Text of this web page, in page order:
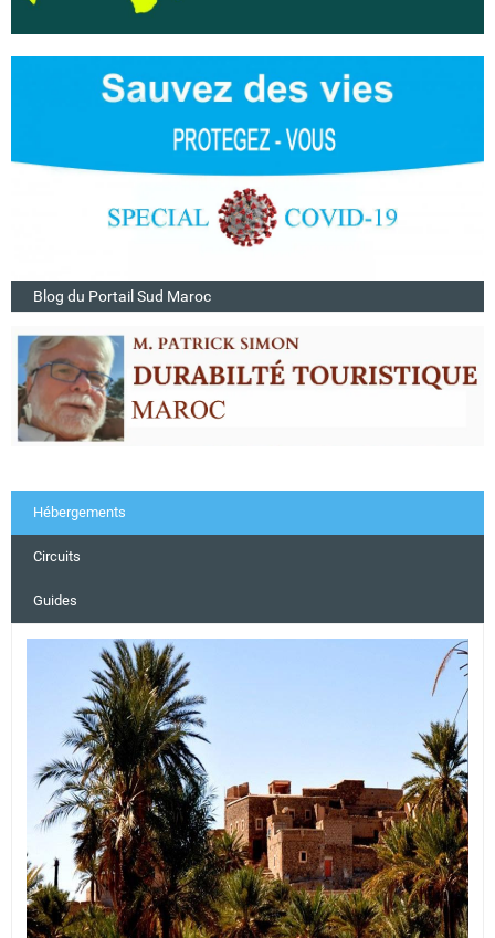
Blog du Portail Sud Maroc
Hébergements
Circuits
Guides